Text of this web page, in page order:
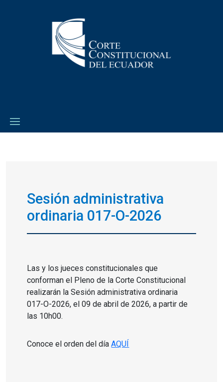
Sesión administrativa
ordinaria 017-O-2026
Las y los jueces constitucionales que
conforman el Pleno de la Corte Constitucional
realizarán la Sesión administrativa ordinaria
017-O-2026, el 09 de abril de 2026, a partir de
las 10h00.
Conoce el orden del día AQUÍ